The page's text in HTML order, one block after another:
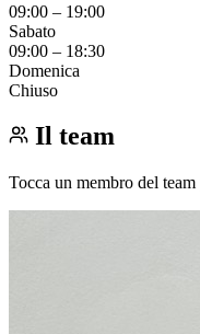
09:00 – 19:00
Sabato
09:00 – 18:30
Domenica
Chiuso
Il team
Tocca un membro del